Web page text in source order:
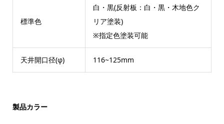
標準色
白・黒(反射板：白・黒・木地色ク
リア塗装)
※指定色塗装可能
天井開口径(φ) 116~125mm
製品カラー